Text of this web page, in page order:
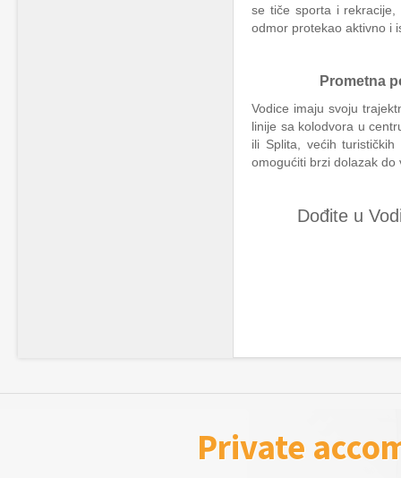
se tiče sporta i rekracije,
odmor protekao aktivno i
Prometna
Vodice imaju svoju
linije sa kolodvora u
ili Splita, većih
omogućiti brzi dolazak do
Dođite u
Private